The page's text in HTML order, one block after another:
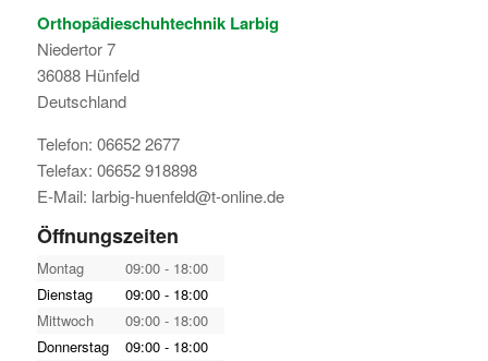
Orthopädieschuhtechnik Larbig
Niedertor 7
36088 Hünfeld
Deutschland
Telefon: 06652 2677
Telefax: 06652 918898
E-Mail: larbig-huenfeld@t-online.de
Öffnungszeiten
Montag
09:00 - 18:00
Dienstag
09:00 - 18:00
Mittwoch
09:00 - 18:00
Donnerstag
09:00 - 18:00